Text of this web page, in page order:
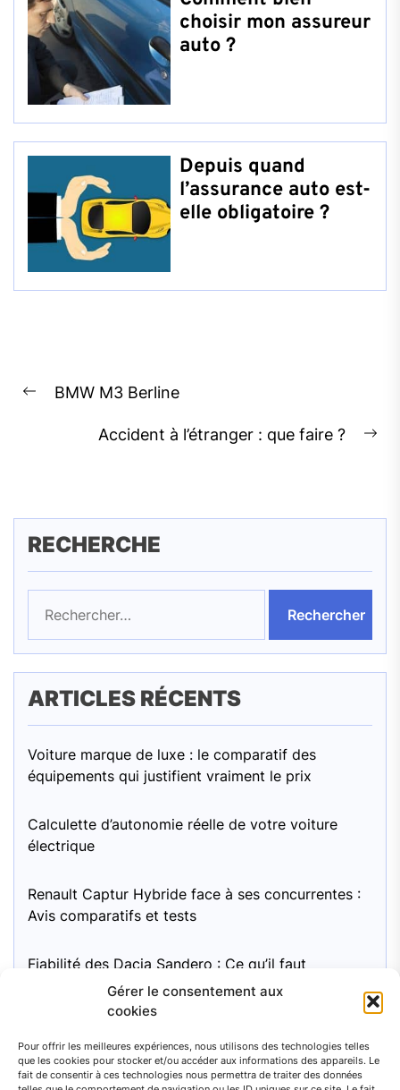
Gérer le consentement aux
cookies
Pour offrir les meilleures expériences, nous utilisons des technologies telles
que les cookies pour stocker et/ou accéder aux informations des appareils. Le
fait de consentir à ces technologies nous permettra de traiter des données
choisir mon assureur
auto ?
Depuis quand
l’assurance auto est-
elle obligatoire ?
de
l’article
Previous
BMW M3 Berline
Accident à l’étranger : que faire ?
RECHERCHE
ARTICLES RÉCENTS
Voiture marque de luxe : le comparatif des
équipements qui justifient vraiment le prix
Calculette d’autonomie réelle de votre voiture
électrique
Renault Captur Hybride face à ses concurrentes :
Avis comparatifs et tests
Fiabilité des Dacia Sandero : Ce qu’il faut
fiabilité à long terme, quel entretien recommandé
?